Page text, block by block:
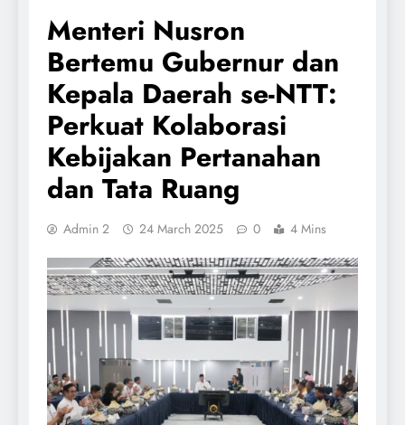
Menteri Nusron
Bertemu Gubernur dan
Kepala Daerah se-NTT:
Perkuat Kolaborasi
Kebijakan Pertanahan
dan Tata Ruang
Admin 2 24 March 2025 0 4 Mins